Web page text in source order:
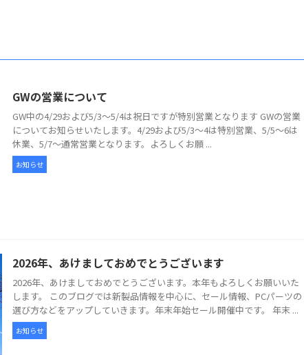
GWの営業について
GW中の4/29および5/3～5/4は祝日ですが特別営業となります GWの営業
についてお知らせいたします。4/29および5/3～4は特別営業、5/5～6は
休業、5/7～通常営業となります。よろしくお願 ...
お知らせ
2026年、あけましておめでとうございます
2026年、あけましておめでとうございます。本年もよろしくお願いいた
します。 このブログでは新製品情報を中心に、セール情報、PCパーツの
選び方などをアップしていきます。年末年始セール開催中です。 年末 ...
お知らせ